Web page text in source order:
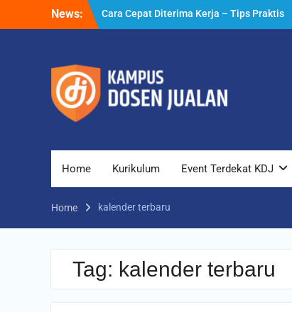
News:
Cara Cepat Diterima Kerja – Tips Praktis
yang Bisa Anda Terapkan
Cara Dapat Pekerjaan – Langkah Praktis
untuk Memperbesar Peluang Kerja
Home Kurikulum Event Terdekat KDJ
Home kalender terbaru
Tag: kalender terbaru